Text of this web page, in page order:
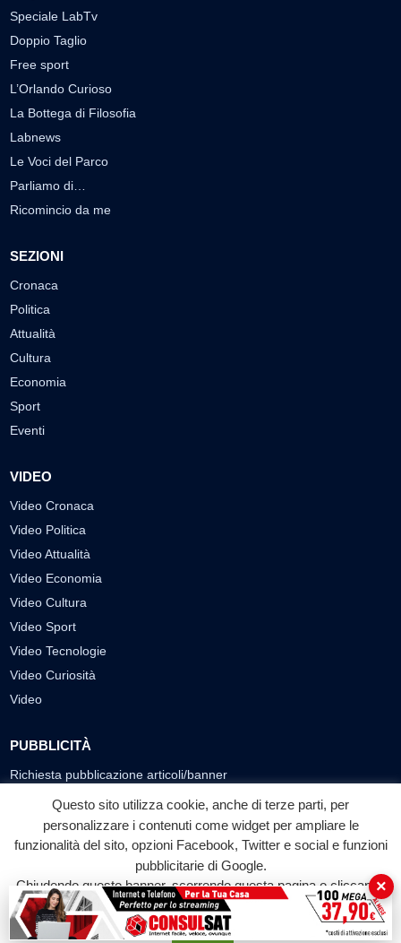
Speciale LabTv
Doppio Taglio
Free sport
L’Orlando Curioso
La Bottega di Filosofia
Labnews
Le Voci del Parco
Parliamo di…
Ricomincio da me
SEZIONI
Cronaca
Politica
Attualità
Cultura
Economia
Sport
Eventi
VIDEO
Video Cronaca
Video Politica
Video Attualità
Video Economia
Video Cultura
Video Sport
Video Tecnologie
Video Curiosità
Video
PUBBLICITÀ
Richiesta pubblicazione articoli/banner
SEGUICI SUI SOCIAL
f
Facebook
◎ ▶
YouTube
© 2026 LABTV - Tutti i diritti riservati
Questo sito utilizza cookie, anche di terze parti, per
personalizzare i contenuti come widget per ampliare le
funzionalità del sito, opzioni Facebook, Twitter e social e funzioni
pubblicitarie di Google.
Chiudendo questo banner, scorrendo questa pagina o cliccando
su qualunque suo elemento acconsenti all'uso dei cookie.
Accetta
×